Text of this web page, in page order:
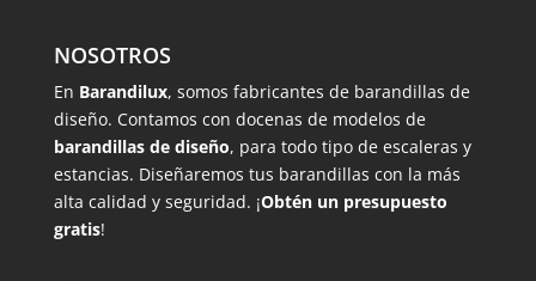
NOSOTROS
En Barandilux, somos fabricantes de barandillas de
diseño. Contamos con docenas de modelos de
barandillas de diseño, para todo tipo de escaleras y
estancias. Diseñaremos tus barandillas con la más
alta calidad y seguridad. ¡Obtén un presupuesto
gratis!